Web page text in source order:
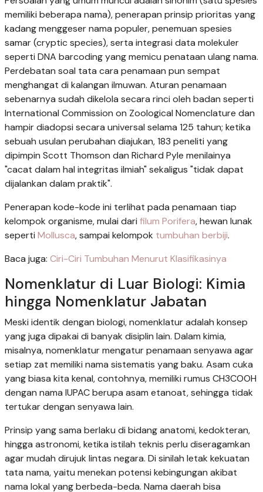
memiliki beberapa nama), penerapan prinsip prioritas yang
kadang menggeser nama populer, penemuan spesies
samar (cryptic species), serta integrasi data molekuler
seperti DNA barcoding yang memicu penataan ulang nama.
Perdebatan soal tata cara penamaan pun sempat
menghangat di kalangan ilmuwan. Aturan penamaan
sebenarnya sudah dikelola secara rinci oleh badan seperti
International Commission on Zoological Nomenclature dan
hampir diadopsi secara universal selama 125 tahun; ketika
sebuah usulan perubahan diajukan, 183 peneliti yang
dipimpin Scott Thomson dan Richard Pyle menilainya
"cacat dalam hal integritas ilmiah" sekaligus "tidak dapat
dijalankan dalam praktik".
Penerapan kode-kode ini terlihat pada penamaan tiap
kelompok organisme, mulai dari filum Porifera, hewan lunak
seperti Mollusca, sampai kelompok tumbuhan berbiji.
Baca juga: Ciri-Ciri Tumbuhan Menurut Klasifikasinya
Nomenklatur di Luar Biologi: Kimia
hingga Nomenklatur Jabatan
Meski identik dengan biologi, nomenklatur adalah konsep
yang juga dipakai di banyak disiplin lain. Dalam kimia,
misalnya, nomenklatur mengatur penamaan senyawa agar
setiap zat memiliki nama sistematis yang baku. Asam cuka
yang biasa kita kenal, contohnya, memiliki rumus CH3COOH
dengan nama IUPAC berupa asam etanoat, sehingga tidak
tertukar dengan senyawa lain.
Prinsip yang sama berlaku di bidang anatomi, kedokteran,
hingga astronomi, ketika istilah teknis perlu diseragamkan
agar mudah dirujuk lintas negara. Di sinilah letak kekuatan
tata nama, yaitu menekan potensi kebingungan akibat
nama lokal yang berbeda-beda. Nama daerah bisa